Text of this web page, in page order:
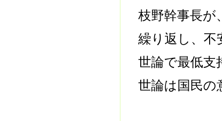
枝野幹事長が
繰り返し、不
世論で最低支
世論は国民